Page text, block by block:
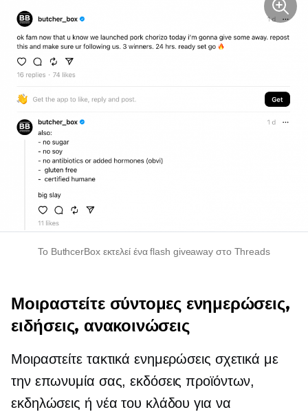
Το ButhcerBox εκτελεί ένα flash giveaway στο Threads
Μοιραστείτε σύντομες ενημερώσεις,
ειδήσεις, ανακοινώσεις
Μοιραστείτε τακτικά ενημερώσεις σχετικά με
την επωνυμία σας, εκδόσεις προϊόντων,
εκδηλώσεις ή νέα του κλάδου για να